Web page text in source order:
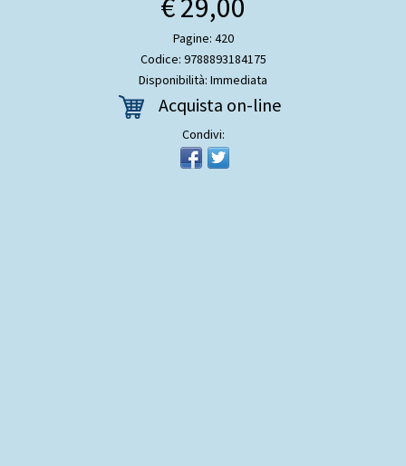
Pagine: 420
Codice: 9788893184175
Disponibilità: Immediata
Acquista on-line
Condivi: